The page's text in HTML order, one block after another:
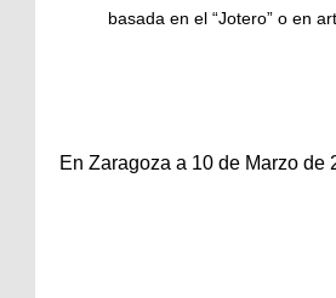
basada en el “Jotero” o en
En Zaragoza a 10 de Marzo de